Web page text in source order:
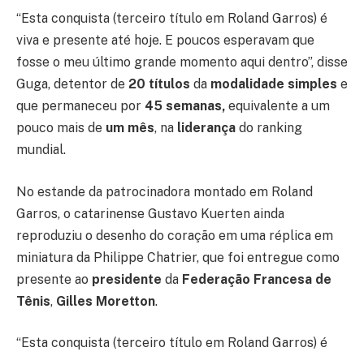
“Esta conquista (terceiro título em Roland Garros) é
viva e presente até hoje. E poucos esperavam que
fosse o meu último grande momento aqui dentro”, disse
Guga, detentor de 20 títulos da modalidade simples e
que permaneceu por 45 semanas, equivalente a um
pouco mais de um mês, na liderança do ranking
mundial.
No estande da patrocinadora montado em Roland
Garros, o catarinense Gustavo Kuerten ainda
reproduziu o desenho do coração em uma réplica em
miniatura da Philippe Chatrier, que foi entregue como
presente ao presidente da Federação Francesa de
Tênis, Gilles Moretton.
“Esta conquista (terceiro título em Roland Garros) é